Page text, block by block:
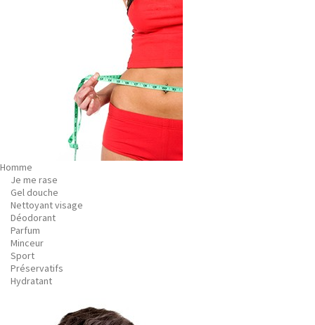
Homme
Je me rase
Gel douche
Nettoyant visage
Déodorant
Parfum
Minceur
Sport
Préservatifs
Hydratant